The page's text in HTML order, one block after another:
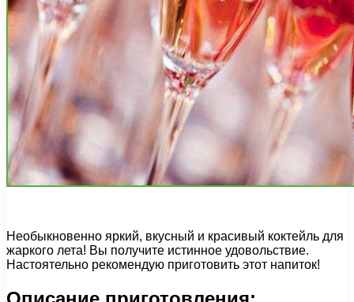
Необыкновенно яркий, вкусный и красивый коктейль для
жаркого лета! Вы получите истинное удовольствие.
Настоятельно рекомендую приготовить этот напиток!